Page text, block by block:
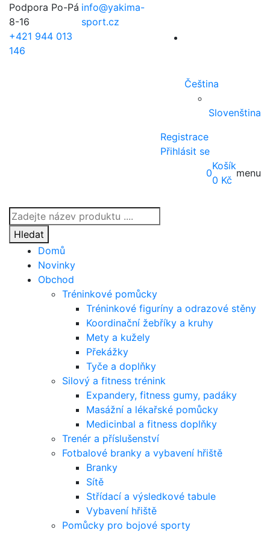
Podpora Po-Pá
8-16
+421 944 013
146
info@yakima-
sport.cz
Čeština
Slovenština
Registrace
Přihlásit se
Products
search
Hledat
0
Košík
0 Kč
menu
Domů
Novinky
Obchod
Tréninkové pomůcky
Tréninkové figuríny a odrazové stěny
Koordinační žebříky a kruhy
Mety a kužely
Překážky
Tyče a doplňky
Silový a fitness trénink
Expandery, fitness gumy, padáky
Masážní a lékařské pomůcky
Medicinbal a fitness doplňky
Trenér a příslušenství
Fotbalové branky a vybavení hřiště
Branky
Sítě
Střídací a výsledkové tabule
Vybavení hřiště
Pomůcky pro bojové sporty